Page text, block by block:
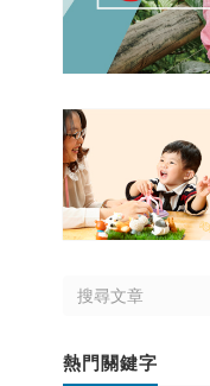
熱門關鍵字